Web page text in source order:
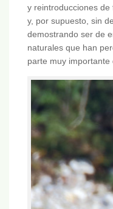
y reintroducciones
y, por supuesto, sin
demostrando ser de
naturales que han
parte muy importante